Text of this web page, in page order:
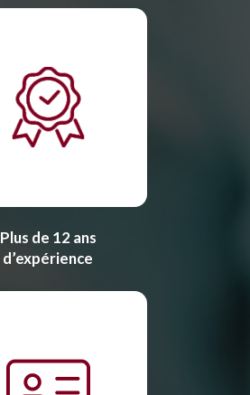
Plus de 12 ans
d’expérience